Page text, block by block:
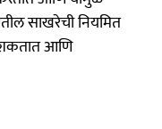
साखरेची नियमित
आणि